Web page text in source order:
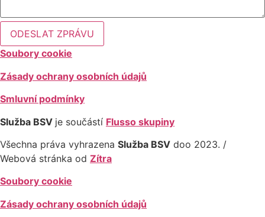
ODESLAT ZPRÁVU
Soubory cookie
Zásady ochrany osobních údajů
Smluvní podmínky
Služba BSV je součástí Flusso skupiny
Všechna práva vyhrazena Služba BSV doo 2023. /
Webová stránka od Zítra
Soubory cookie
Zásady ochrany osobních údajů